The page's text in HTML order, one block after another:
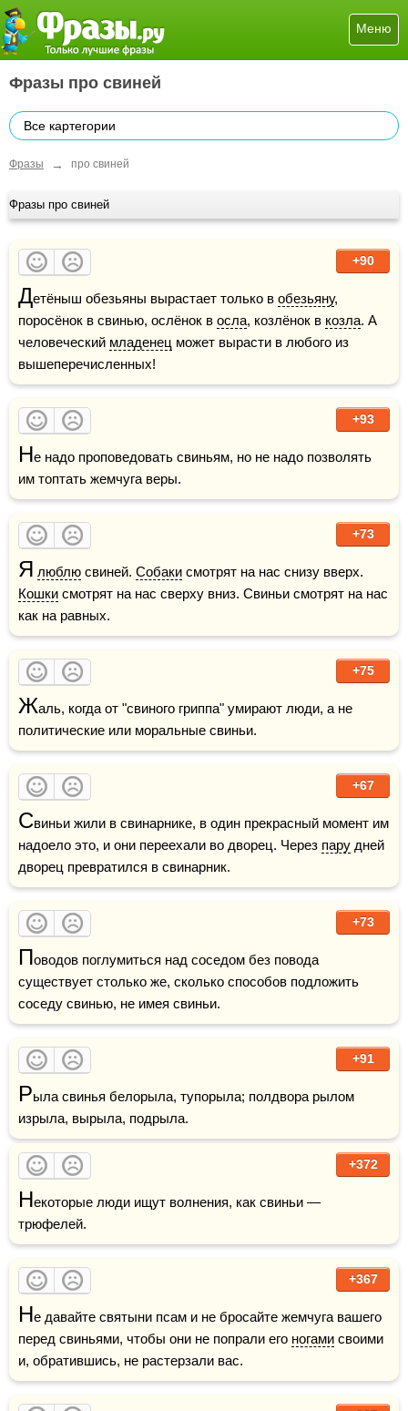
Меню
Фразы про свиней
Все картегории
Фразы → про свиней
Фразы про свиней
+90
Детёныш обезьяны вырастает только в обезьяну,
поросёнок в свинью, ослёнок в осла, козлёнок в козла. А
человеческий младенец может вырасти в любого из
вышеперечисленных!
+93
Не надо проповедовать свиньям, но не надо позволять
им топтать жемчуга веры.
+73
Я люблю свиней. Собаки
Кошки смотрят на нас сверху вниз. Свиньи смотрят на нас
как на равных.
+75
Жаль, когда от "свиного гриппа" умирают люди, а не
политические или моральные свиньи.
+67
Свиньи жили в свинарнике, в один прекрасный момент им
надоело это, и они переехали во дворец. Через пару дней
дворец превратился в свинарник.
+73
Поводов поглумиться над соседом без повода
существует столько же, сколько способов подложить
соседу свинью, не имея свиньи.
+91
Рыла свинья белорыла, тупорыла; полдвора рылом
изрыла, вырыла, подрыла.
+372
Некоторые люди ищут волнения, как свиньи —
трюфелей.
+367
Не давайте святыни псам и не бросайте жемчуга вашего
перед свиньями, чтобы они не попрали его ногами своими
и, обратившись, не растерзали вас.